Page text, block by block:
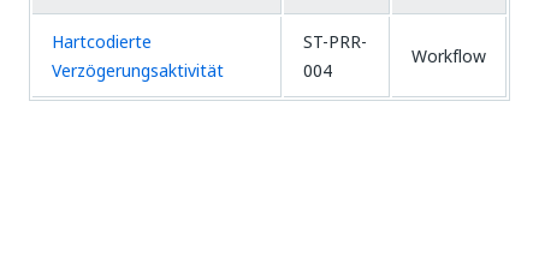
Hartcodierte
Verzögerungsaktivität
ST-PRR-
004
Workflow